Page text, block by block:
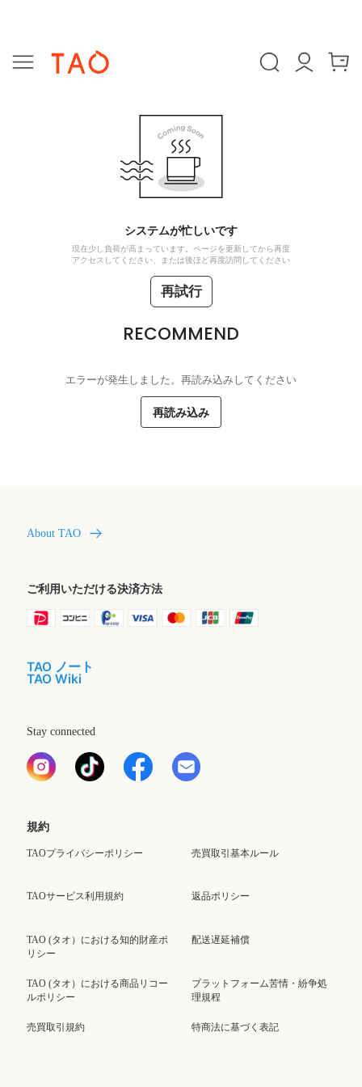
システムが忙しいです
現在少し負荷が高まっています。ページを更新してから再度
アクセスしてください、または後ほど再度訪問してください
再試行
RECOMMEND
エラーが発生しました。再読み込みしてください
再読み込み
About TAO
ご利用いただける決済方法
TAO ノート
TAO Wiki
Stay connected
規約
TAOプライバシーポリシー
TAOサービス利用規約
TAO (タオ）における知的財産ポ
リシー
TAO (タオ）における商品リコー
ルポリシー
売買取引規約
売買取引基本ルール
返品ポリシー
配送遅延補償
プラットフォーム苦情・紛争処
理規程
特商法に基づく表記